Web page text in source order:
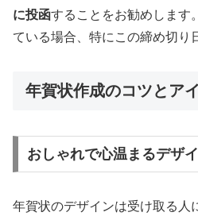
に投函することをお勧めします
ている場合、特にこの締め切り
年賀状作成のコツとア
おしゃれで心温まるデザ
年賀状のデザインは受け取る人